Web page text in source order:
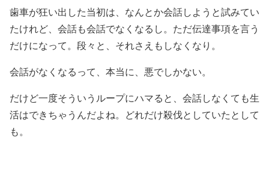
歯車が狂い出した当初は、なんとか会話しようと試みてい
たけれど、会話も会話でなくなるし。ただ伝達事項を言う
だけになって。段々と、それさえもしなくなり。
会話がなくなるって、本当に、悪でしかない。
だけど一度そういうループにハマると、会話しなくても生
活はできちゃうんだよね。どれだけ殺伐としていたとして
も。